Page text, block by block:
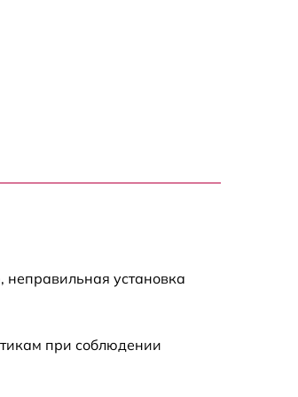
неправильная установка
при соблюдении